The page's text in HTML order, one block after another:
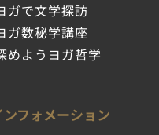
ガで文学探訪
ガ数秘学講座
めようヨガ哲学
ンフォメーション